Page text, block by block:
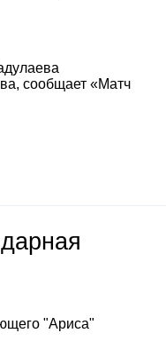
сообщает «Матч
"Ариса"